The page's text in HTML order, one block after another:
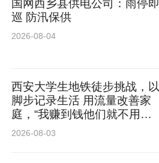
国网西乡县供电公司：雨停即
巡 防汛保供
2026-08-04
西安大学生地铁徒步挑战，以
脚步记录生活 用流量改善家
庭，“我赚到钱他们就不用早
起了”
2026-08-03